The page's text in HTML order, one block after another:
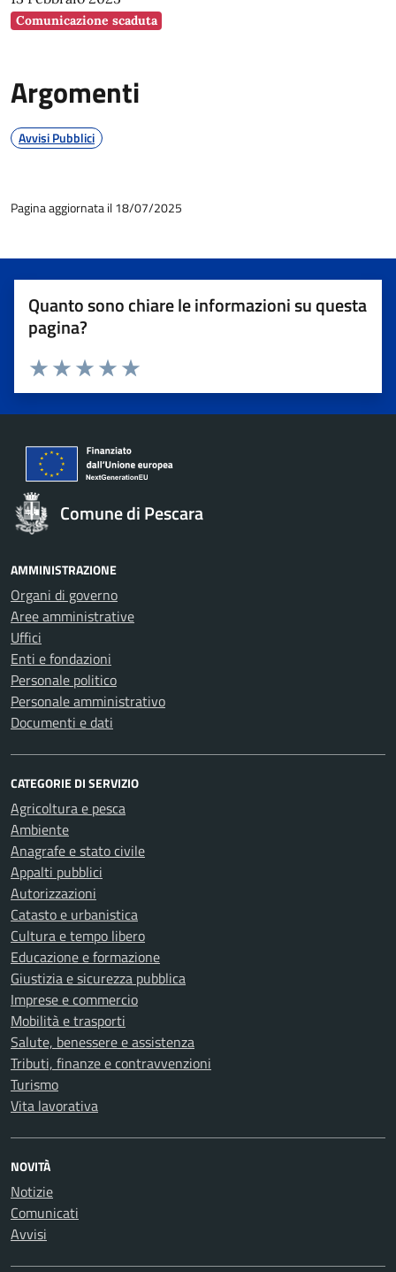
Comunicazione scaduta
Argomenti
Avvisi Pubblici
Pagina aggiornata il 18/07/2025
Quanto sono chiare le informazioni su questa
pagina?
Valuta 5 stelle su 5
Valuta 4 stelle su 5
Valuta 3 stelle su 5
Valuta 2 stelle su 5
Valuta 1 stelle su 5
Comune di Pescara
AMMINISTRAZIONE
Organi di governo
Aree amministrative
Uffici
Enti e fondazioni
Personale politico
Personale amministrativo
Documenti e dati
CATEGORIE DI SERVIZIO
Agricoltura e pesca
Ambiente
Anagrafe e stato civile
Appalti pubblici
Autorizzazioni
Catasto e urbanistica
Cultura e tempo libero
Educazione e formazione
Giustizia e sicurezza pubblica
Imprese e commercio
Mobilità e trasporti
Salute, benessere e assistenza
Tributi, finanze e contravvenzioni
Turismo
Vita lavorativa
NOVITÀ
Notizie
Comunicati
Avvisi